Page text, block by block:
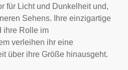
für Licht und Dunkelheit und,
Sehens. Ihre einzigartige
ihre Rolle im
verleihen ihr eine
über ihre Größe hinausgeht.